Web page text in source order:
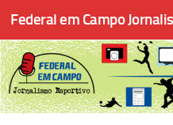
Skip to content
Federal em Campo